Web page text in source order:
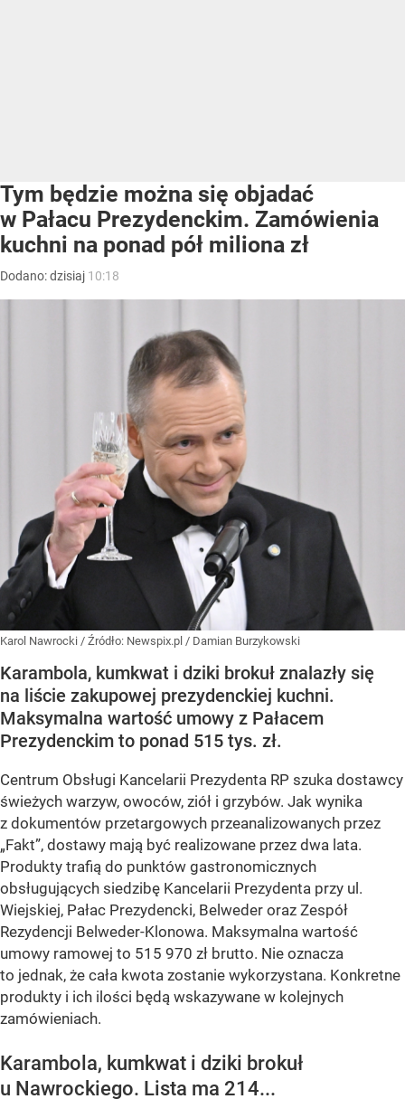
Tym będzie można się objadać
w Pałacu Prezydenckim. Zamówienia
kuchni na ponad pół miliona zł
Dodano:dzisiaj 10:18
Karol Nawrocki / Źródło: Newspix.pl / Damian Burzykowski
Karambola, kumkwat i dziki brokuł znalazły się
na liście zakupowej prezydenckiej kuchni.
Maksymalna wartość umowy z Pałacem
Prezydenckim to ponad 515 tys. zł.
Centrum Obsługi Kancelarii Prezydenta RP szuka dostawcy
świeżych warzyw, owoców, ziół i grzybów. Jak wynika
z dokumentów przetargowych przeanalizowanych przez
„Fakt”, dostawy mają być realizowane przez dwa lata.
Produkty trafią do punktów gastronomicznych
obsługujących siedzibę Kancelarii Prezydenta przy ul.
Wiejskiej, Pałac Prezydencki, Belweder oraz Zespół
Rezydencji Belweder-Klonowa. Maksymalna wartość
umowy ramowej to 515 970 zł brutto. Nie oznacza
to jednak, że cała kwota zostanie wykorzystana. Konkretne
produkty i ich ilości będą wskazywane w kolejnych
zamówieniach.
Karambola, kumkwat i dziki brokuł
u Nawrockiego. Lista ma 214...